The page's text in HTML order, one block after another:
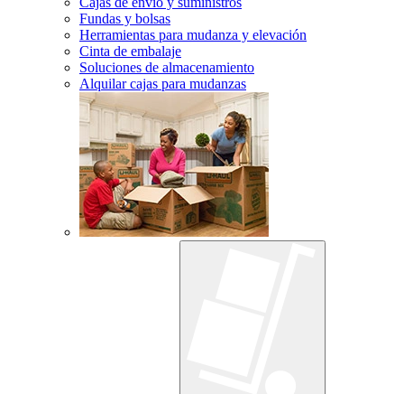
Fundas y bolsas
Herramientas para mudanza y elevación
Cinta de embalaje
Soluciones de almacenamiento
Alquilar cajas para mudanzas